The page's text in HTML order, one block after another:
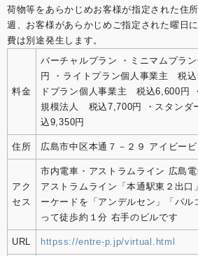
荷物等をあらかじめお客様が指定された住
週、お客様があらかじめご指定された曜日
費は別途発生します。
料金
バーチャルプラン ・ミニマムプラ
円 ・ライトプラン個人事業主 税
ドプラン個人事業主 税込6,600円
規模法人 税込7,700円 ・スタンダ
込9,350円
住所 広島市中区本通７－２９ アイビー
アク
セス
市内電車・アストラムライン 広島電
アストラムライン「本通駅東２出口
ーケードを「アンデルセン」「パル
って徒歩約１分 右手のビルです
URL httpss://entre-p.jp/virtual.html